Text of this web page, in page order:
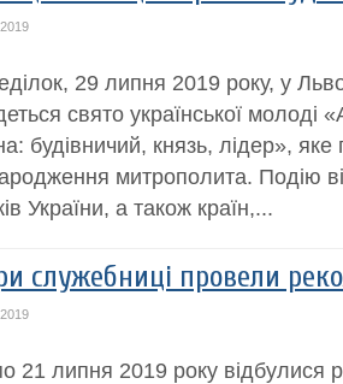
29 липня 2019 року, у
свято української
будівничий, князь, лідер»,
митрополита. Подію
України, а також країн,...
cлужебниці провели
21 липня 2019 року відбулися